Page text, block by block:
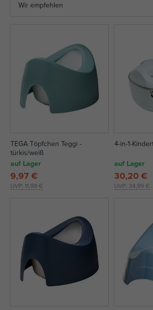
TEGA Töpfchen Teggi -
türkis/weiß
auf Lager
UVP: 11,99 €
9,97 €
4-in-1-
auf Lager
UVP: 34,99 €
30,20 €